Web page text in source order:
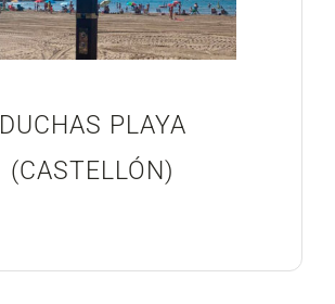
DUCHAS PLAYA
(CASTELLÓN)